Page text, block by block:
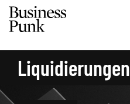
Liquidierungen